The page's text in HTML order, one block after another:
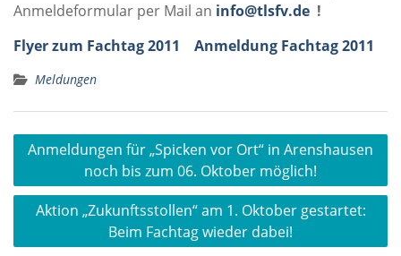
Anmeldeformular per Mail an info@tlsfv.de !
Flyer zum Fachtag 2011
Anmeldung Fachtag 2011
Meldungen
Beitragsnavigation
Anmeldungen für „Spicken vor Ort“ in Arenshausen
noch bis zum 06. Oktober möglich!
Aktion „Zukunftsstollen“ am 1. Oktober gestartet:
Beim Fachtag wieder dabei!